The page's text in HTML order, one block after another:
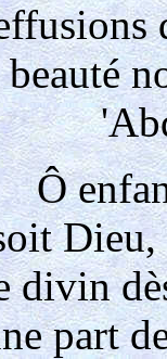
beauté
Ô
Dieu,
divin
part